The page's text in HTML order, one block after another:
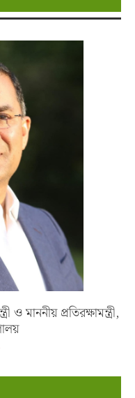
ও মাননীয় প্রতিরক্ষামন্ত্রী,